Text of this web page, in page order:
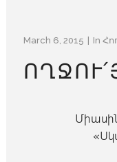
March 6, 2015 In